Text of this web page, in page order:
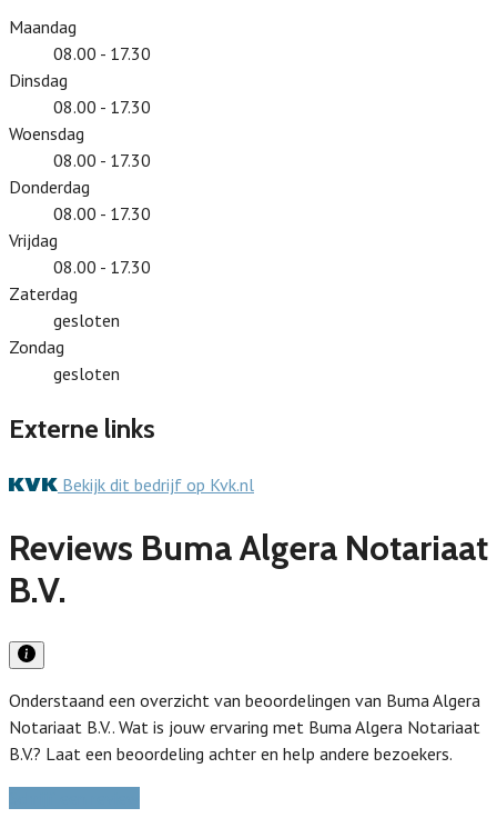
Maandag
08.00 - 17.30
Dinsdag
08.00 - 17.30
Woensdag
08.00 - 17.30
Donderdag
08.00 - 17.30
Vrijdag
08.00 - 17.30
Zaterdag
gesloten
Zondag
gesloten
Externe links
Bekijk dit bedrijf op Kvk.nl
Reviews Buma Algera Notariaat
B.V.
Onderstaand een overzicht van beoordelingen van Buma Algera
Notariaat B.V.. Wat is jouw ervaring met Buma Algera Notariaat
B.V.? Laat een beoordeling achter en help andere bezoekers.